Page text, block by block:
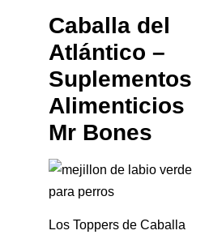
Caballa del
Atlántico –
Suplementos
Alimenticios
Mr Bones
Los Toppers de Caballa